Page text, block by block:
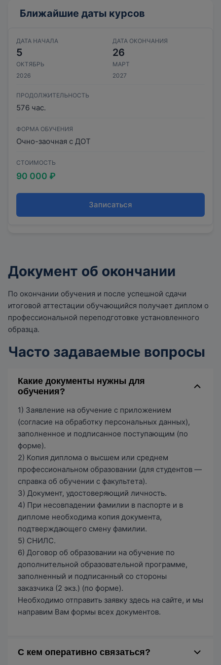
Ближайшие даты курсов
ДАТА НАЧАЛА
5
ОКТЯБРЬ
2026
ДАТА ОКОНЧАНИЯ
26
МАРТ
2027
ПРОДОЛЖИТЕЛЬНОСТЬ
576 час.
ФОРМА ОБУЧЕНИЯ
Очно-заочная с ДОТ
СТОИМОСТЬ
90 000 ₽
Записаться
Документ об окончании
По окончании обучения и после успешной сдачи
итоговой аттестации обучающийся получает диплом о
профессиональной переподготовке установленного
образца.
Часто задаваемые вопросы
Какие документы нужны для
обучения?
1) Заявление на обучение с приложением
(согласие на обработку персональных данных),
заполненное и подписанное поступающим (по
форме).
2) Копия диплома о высшем или среднем
профессиональном образовании (для студентов —
справка об обучении с факультета).
3) Документ, удостоверяющий личность.
4) При несовпадении фамилии в паспорте и в
дипломе необходима копия документа,
подтверждающего смену фамилии.
5) СНИЛС.
6) Договор об образовании на обучение по
дополнительной образовательной программе,
заполненный и подписанный со стороны
заказчика (2 экз.) (по форме).
Необходимо отправить заявку здесь на сайте, и мы
направим Вам формы всех документов.
С кем оперативно связаться?